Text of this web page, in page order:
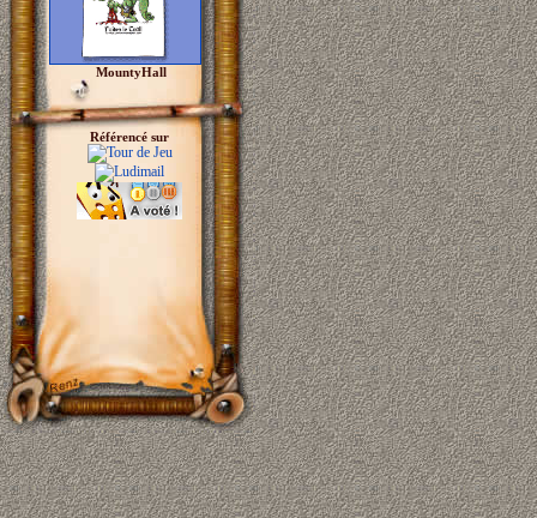
MountyHall
Référencé sur